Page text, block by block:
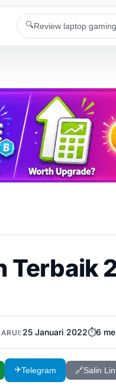
🔍
Terbaik
25 Januari 2022⏱️6
✈️Telegram 🔗Salin